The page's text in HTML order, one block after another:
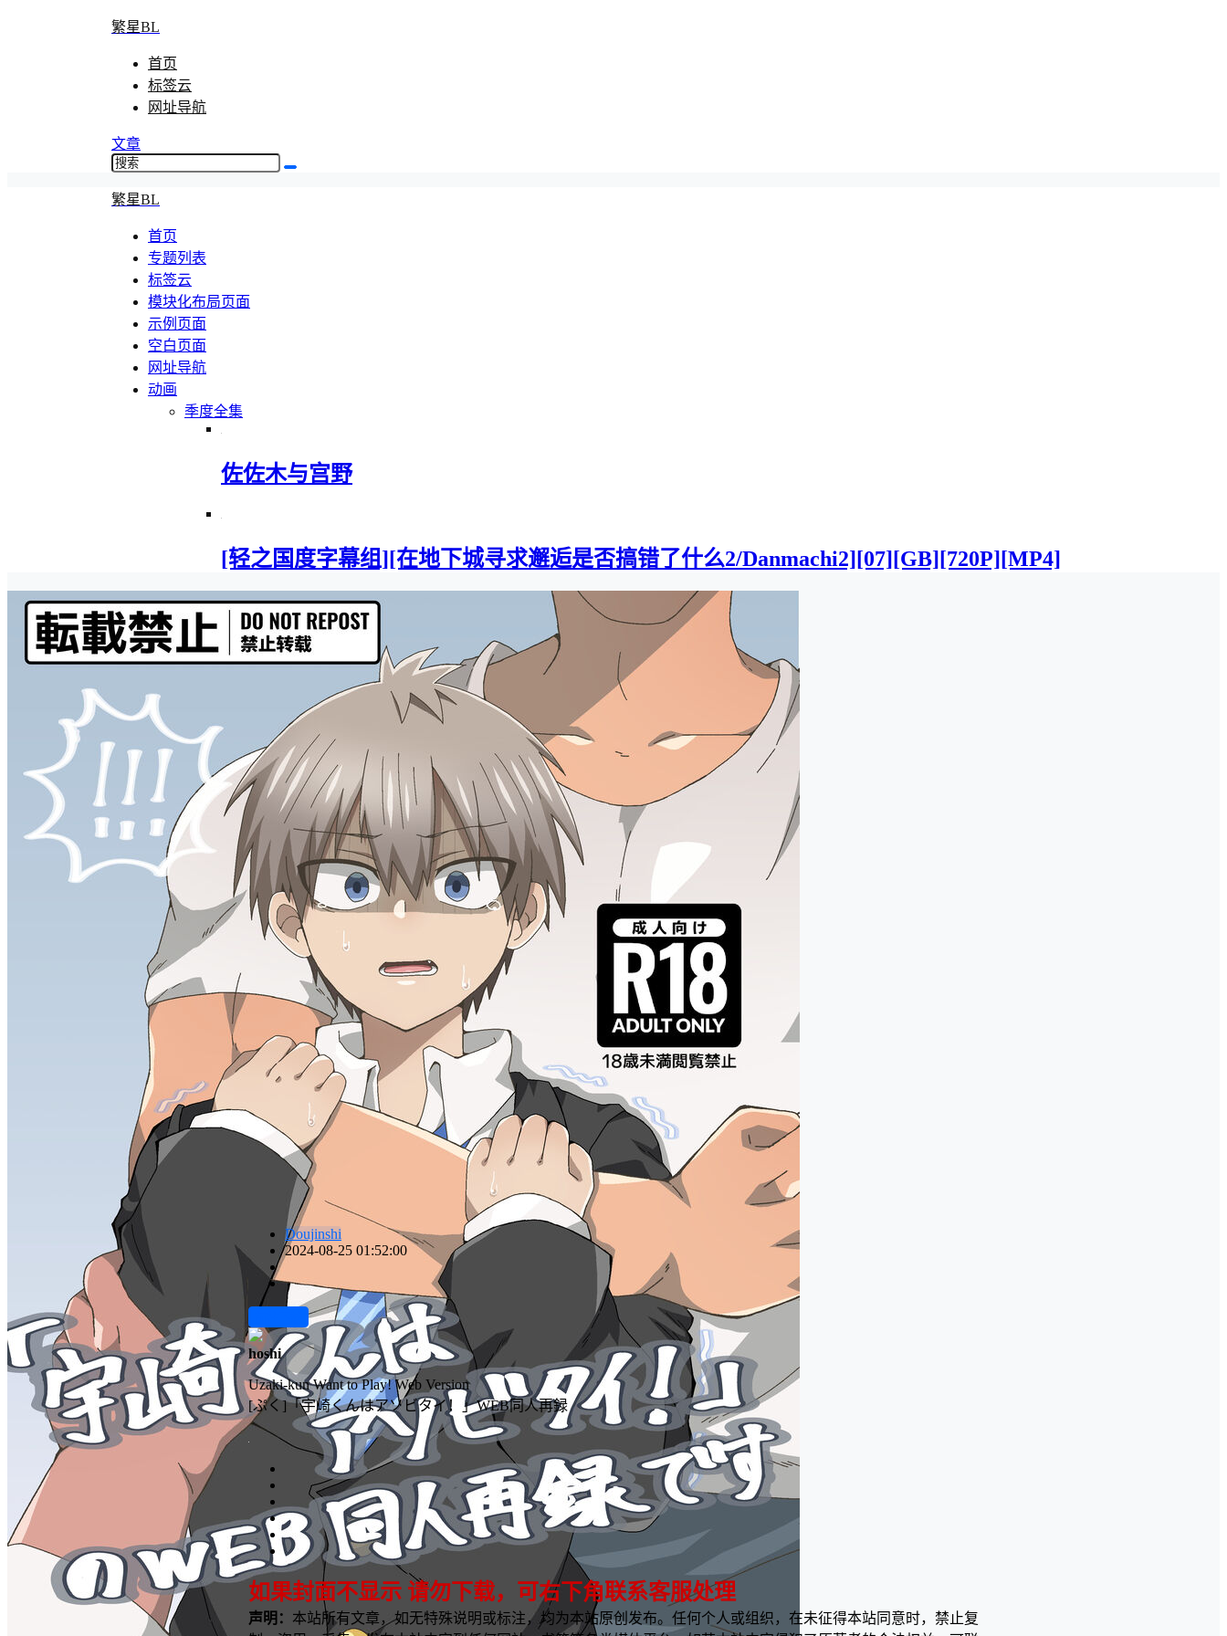
繁星BL
首页
标签云
网址导航
文章
繁星BL
首页
专题列表
标签云
模块化布局页面
示例页面
空白页面
网址导航
动画
季度全集
佐佐木与宫野
[轻之国度字幕组][在地下城寻求邂逅是否搞错了什么2/Danmachi2][07][GB][720P][MP4]
Doujinshi
2024-08-25 01:52:00
hoshi
Uzaki-kun Want to Play! Web Version
[ぷく]「宇崎くんはアソビタイ！」WEB同人再録
如果封面不显示 请勿下载，可右下角联系客服处理
声明： 本站所有文章，如无特殊说明或标注，均为本站原创发布。任何个人或组织，在未征得本站同意时，禁止复